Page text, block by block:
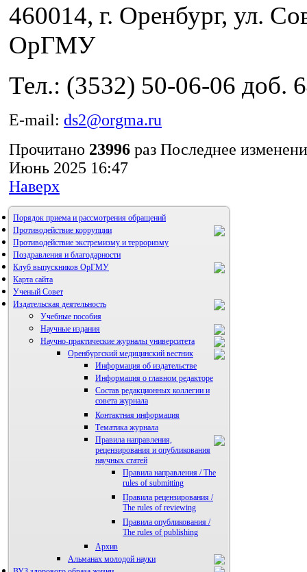
460014, г. Оренбург, ул.
ОрГМУ
Тел.: (3532) 50-06-06 доб.
E-mail: ds2@orgma.ru
Прочитано 23996 раз Последнее
Июнь 2025 16:47
Наверх
Порядок приема и рассмотрения обращений
Противодействие коррупции
Противодействие экстремизму и терроризму
Поздравления и благодарности
Клуб выпускников ОрГМУ
Карта сайта
Ученый Совет
Издательская деятельность
Учебные пособия
Научные издания
Научно-практические журналы университета
Оренбургский медицинский вестник
Информация об издательстве
Информация о главном редакторе
Состав редакционных коллегии и
совета журнала
Контактная информация
Тематика журнала
Правила направления,
рецензирования и опубликования
научных статей
Правила направления / The
rules of submitting
Правила рецензирования /
The rules of reviewing
Правила опубликования /
The rules of publishing
Архив
Альманах молодой науки